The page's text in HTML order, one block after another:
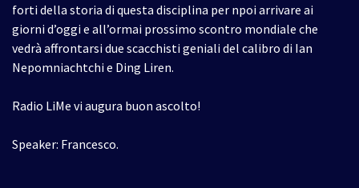
forti della storia di questa disciplina per npoi arrivare ai
giorni d’oggi e all’ormai prossimo scontro mondiale che
vedrà affrontarsi due scacchisti geniali del calibro di Ian
Nepomniachtchi e Ding Liren.
Radio LiMe vi augura buon ascolto!
Speaker: Francesco.